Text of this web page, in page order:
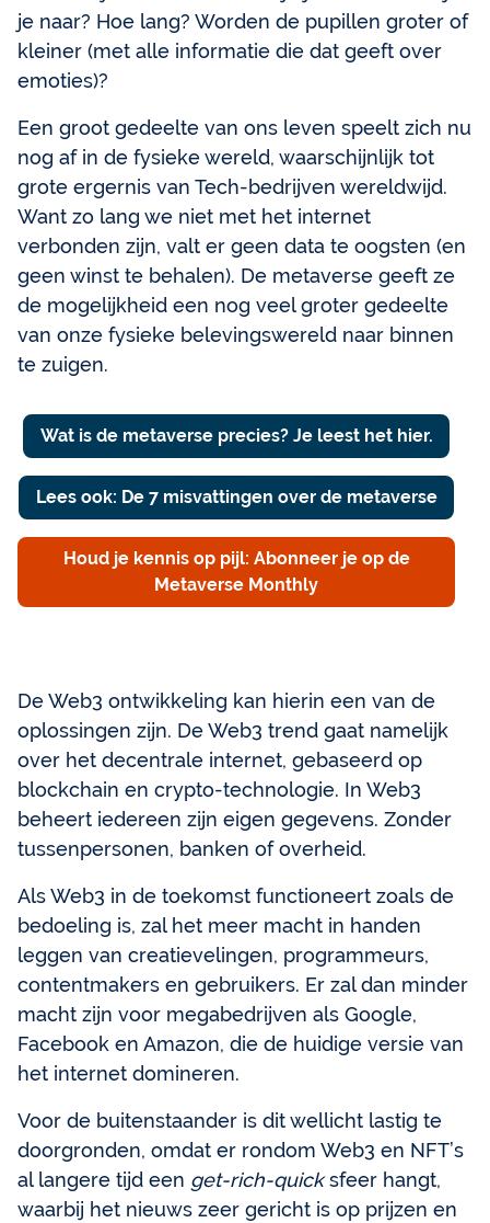
je naar? Hoe lang? Worden de pupillen groter of
kleiner (met alle informatie die dat geeft over
emoties)?
Een groot gedeelte van ons leven speelt zich nu
nog af in de fysieke wereld, waarschijnlijk tot
grote ergernis van Tech-bedrijven wereldwijd.
Want zo lang we niet met het internet
verbonden zijn, valt er geen data te oogsten (en
geen winst te behalen). De metaverse geeft ze
de mogelijkheid een nog veel groter gedeelte
van onze fysieke belevingswereld naar binnen
te zuigen.
Wat is de metaverse precies? Je leest het hier.
Lees ook: De 7 misvattingen over de metaverse
Houd je kennis op pijl: Abonneer je op de
Metaverse Monthly
De Web3 ontwikkeling kan hierin een van de
oplossingen zijn. De Web3 trend gaat namelijk
over het decentrale internet, gebaseerd op
blockchain en crypto-technologie. In Web3
beheert iedereen zijn eigen gegevens. Zonder
tussenpersonen, banken of overheid.
Als Web3 in de toekomst functioneert zoals de
bedoeling is, zal het meer macht in handen
leggen van creatievelingen, programmeurs,
contentmakers en gebruikers. Er zal dan minder
macht zijn voor megabedrijven als Google,
Facebook en Amazon, die de huidige versie van
het internet domineren.
Voor de buitenstaander is dit wellicht lastig te
doorgronden, omdat er rondom Web3 en NFT’s
al langere tijd een get-rich-quicksfeer hangt,
waarbij het nieuws zeer gericht is op prijzen en